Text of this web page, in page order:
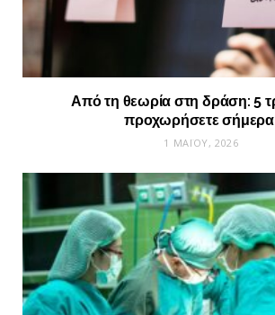
Από τη θεωρία στη δράση: 5
προχωρήσετε
1 ΜΑΪ́ΟΥ, 2026